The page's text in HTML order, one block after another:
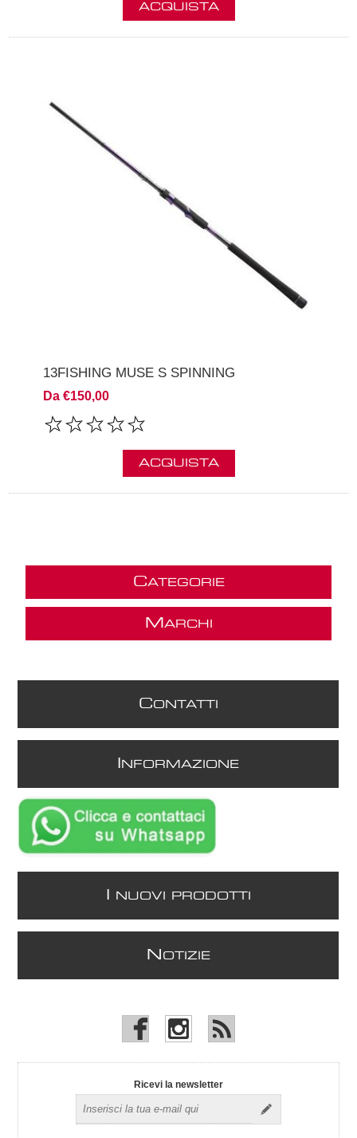
ACQUISTA
13FISHING MUSE S SPINNING
Da €150,00
ACQUISTA
CATEGORIE
M ARCHI
CONTATTI
NFORMAZIONE
NUOVI PRODOTTI
N OTIZIE
Ricevi la newsletter